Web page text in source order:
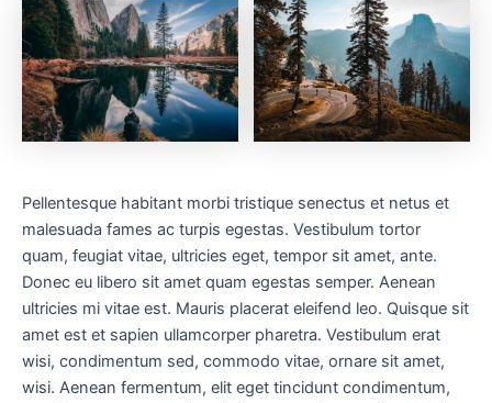
Pellentesque habitant morbi tristique senectus et netus et
malesuada fames ac turpis egestas. Vestibulum tortor
quam, feugiat vitae, ultricies eget, tempor sit amet, ante.
Donec eu libero sit amet quam egestas semper. Aenean
ultricies mi vitae est. Mauris placerat eleifend leo. Quisque sit
amet est et sapien ullamcorper pharetra. Vestibulum erat
wisi, condimentum sed, commodo vitae, ornare sit amet,
wisi. Aenean fermentum, elit eget tincidunt condimentum,